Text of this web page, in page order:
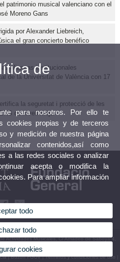
patrimonio musical valenciano con el
Moreno Gans
por Alexander Liebreich,
el gran concierto benéfico
alianzas institucionales
de la Universitat de València con 17
la seguretat i protecció de les
de nivell mitjà
Actividades Musicales, C/ Amadeo de Saboya 4,
Tel: (+34) 96 398 31 96
|Buzón FGUV|Términos y condiciones de uso
de
para nosotros. Por ello te
cookies propias y de terceros
y medición de nuestra página
contenidos,así como
a las redes sociales o analizar
acepta o modifica la
Para ampliar información
todo
todo
cookies